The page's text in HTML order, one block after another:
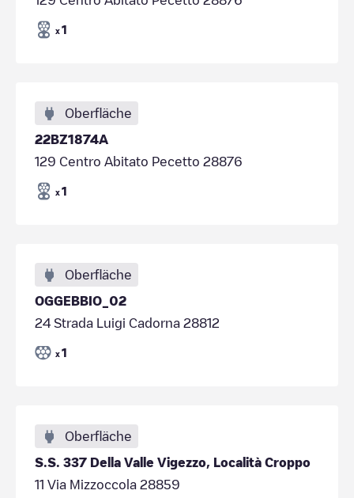
x 1
Oberfläche
22BZ1874A
129 Centro Abitato Pecetto 28876
x 1
Oberfläche
OGGEBBIO_02
24 Strada Luigi Cadorna 28812
x 1
Oberfläche
S.S. 337 Della Valle Vigezzo, Località Croppo
11 Via Mizzoccola 28859